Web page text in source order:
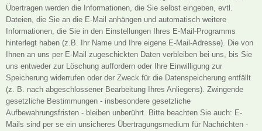
Übertragen werden die Informationen, die Sie selbst eingeben, evtl.
Dateien, die Sie an die E-Mail anhängen und automatisch weitere
Informationen, die Sie in den Einstellungen Ihres E-Mail-Programms
hinterlegt haben (z.B. Ihr Name und Ihre eigene E-Mail-Adresse). Die von
Ihnen an uns per E-Mail zugeschickten Daten verbleiben bei uns, bis Sie
uns entweder zur Löschung auffordern oder Ihre Einwilligung zur
Speicherung widerrufen oder der Zweck für die Datenspeicherung entfällt
(z. B. nach abgeschlossener Bearbeitung Ihres Anliegens). Zwingende
gesetzliche Bestimmungen - insbesondere gesetzliche
Aufbewahrungsfristen - bleiben unberührt. Bitte beachten Sie auch: E-
Mails sind per se ein unsicheres Übertragungsmedium für Nachrichten -